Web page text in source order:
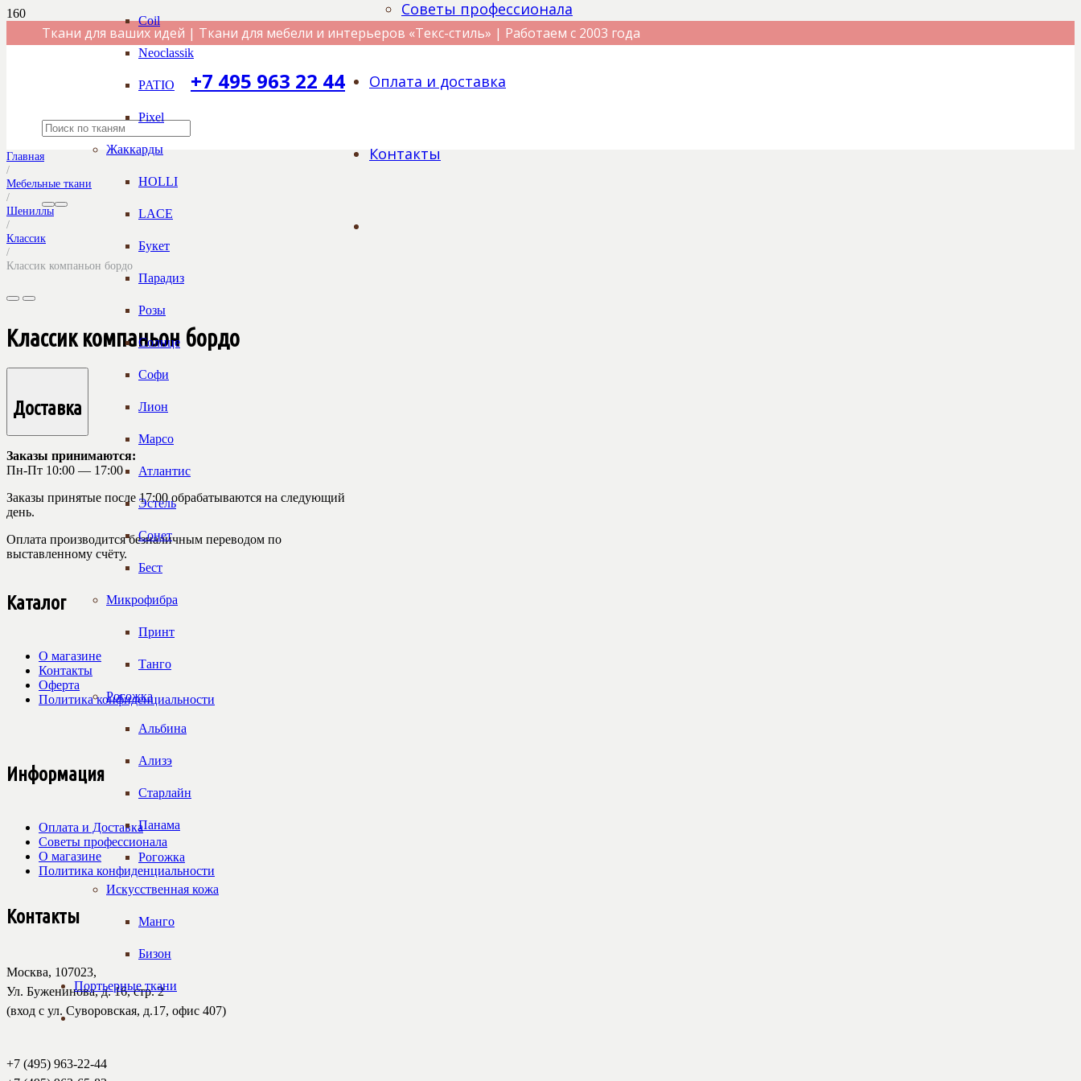
Ткани для ваших идей | Ткани для мебели и интерьеров «Текс-стиль» | Работаем с 2003 года
+7 495 963 22 44
Советы профессионала
Оплата и доставка
Контакты
Coil
Neoclassik
PATIO
Pixel
Жаккарды
HOLLI
LACE
Букет
Парадиз
Розы
Солнце
Софи
Лион
Марсо
Атлантис
Эстель
Сонет
Бест
Микрофибра
Принт
Танго
Рогожка
Альбина
Ализэ
Старлайн
Панама
Рогожка
Искусственная кожа
Манго
Бизон
Портьерные ткани
Главная
/
Мебельные ткани
/
Шениллы
/
Классик
/
Классик компаньон бордо
Классик компаньон бордо
Доставка
Заказы принимаются:
Пн-Пт 10:00 — 17:00
Заказы принятые после 17:00 обрабатываются на следующий
день.
Оплата производится безналичным переводом по
выставленному счёту.
Каталог
О магазине
Контакты
Оферта
Политика конфиденциальности
Информация
Оплата и Доставка
Советы профессионала
О магазине
Политика конфиденциальности
Контакты
Москва, 107023,
Ул. Буженинова, д. 16, стр. 2
(вход с ул. Суворовская, д.17, офис 407)
+7 (495) 963-22-44